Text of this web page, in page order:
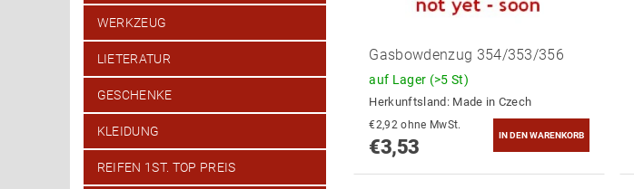
WERKZEUG
LIETERATUR
GESCHENKE
KLEIDUNG
REIFEN 1ST. TOP PREIS
Gasbowdenzug 354/353/356
auf Lager (>5 St)
Herkunftsland: Made in Czech
€2,92 ohne MwSt.
€3,53